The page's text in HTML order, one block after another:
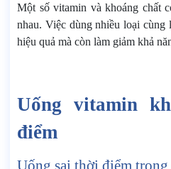
Một số vitamin và khoáng chất
nhau. Việc dùng nhiều loại
hiệu quả mà còn làm giảm khả
Uống vitamin
điểm
Uống sai thời điểm